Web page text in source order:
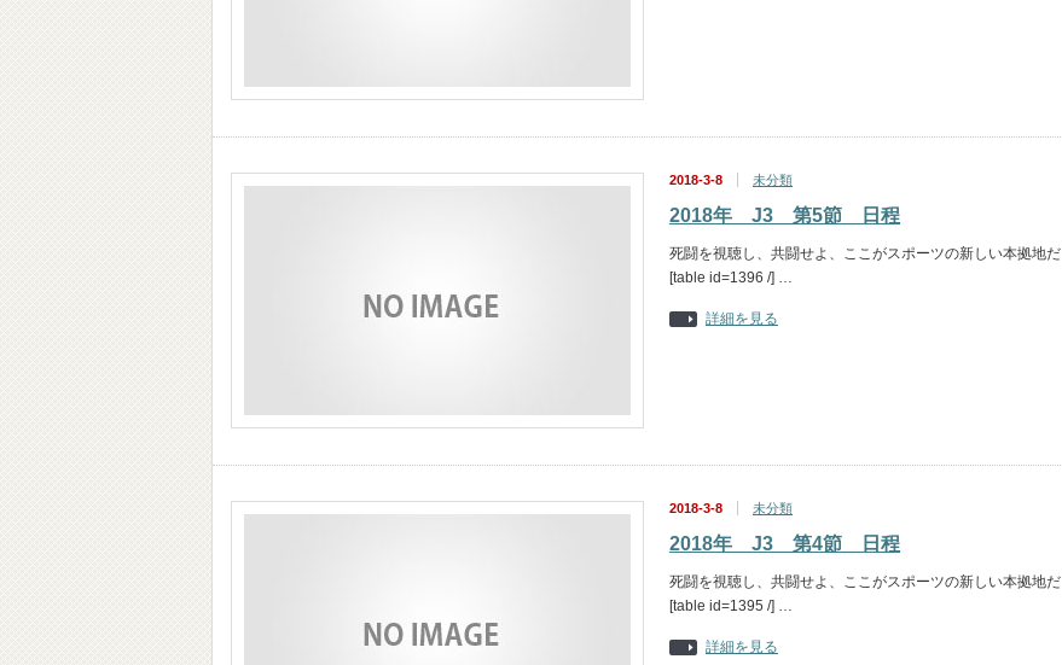
2018-3-8 未分類
2018年 J3 第5節 日程
死闘を視聴し、共闘せよ、ここがスポーツの新しい本拠地だ
[table id=1396 /] …
詳細を見る
2018-3-8 未分類
2018年 J3 第4節 日程
死闘を視聴し、共闘せよ、ここがスポーツの新しい本拠地だ
[table id=1395 /] …
詳細を見る